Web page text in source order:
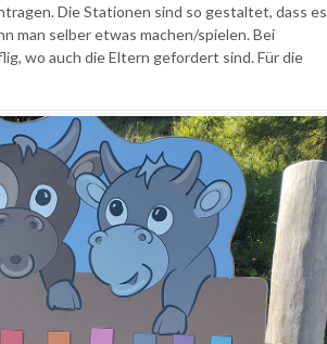
Die Stationen sind so gestaltet, dass es
man selber etwas machen/spielen. Bei
wo auch die Eltern gefordert sind. Für die